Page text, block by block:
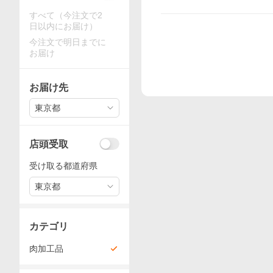
すべて（今注文で2
日以内にお届け）
今注文で明日までに
お届け
お届け先
東京都
店頭受取
受け取る都道府県
東京都
カテゴリ
肉加工品